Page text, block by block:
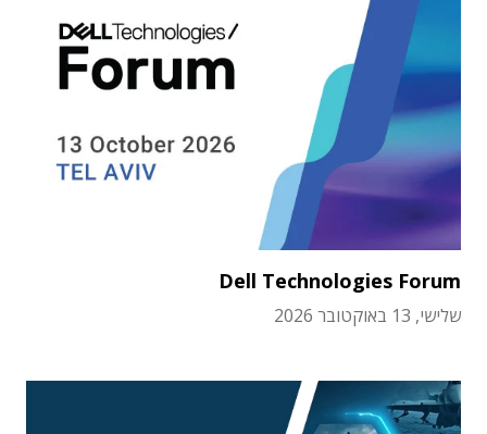
Dell Technologies Forum
שלישי, 13 באוקטובר 2026